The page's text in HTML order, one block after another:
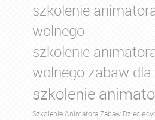
szkolenie
wolnego
szkolenie
wolnego zabaw dla
szkolenie
Szkolenie Animatora Zabaw